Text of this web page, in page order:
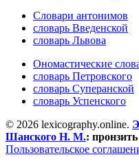
Словари антонимов
словарь Введенской
словарь Львова
Ономастические
словарь Петровского
словарь Суперанской
словарь Успенского
© 2026 lexicography.online.
Шанского Н. М.: пронзить
Пользовательское